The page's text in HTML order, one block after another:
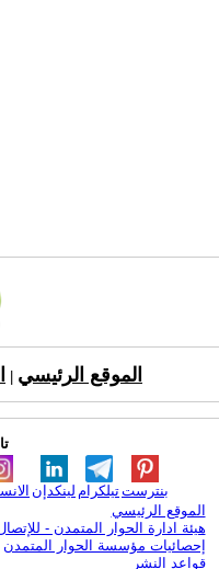
الموقع الرئيسي
لينكدإن تيلكرامبنترست
الموقع الرئيسي
هيئة ادارة الحوار المتمدن -
إحصائيات مؤسسة الحوار المتمدن
قواعد النشر